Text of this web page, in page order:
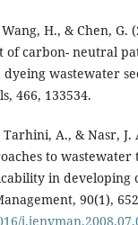
H., & Chen, G.
of carbon- neutral
wastewater
466, 133534.
A., & Nasr, J.
to wastewater
in developing
90(1),